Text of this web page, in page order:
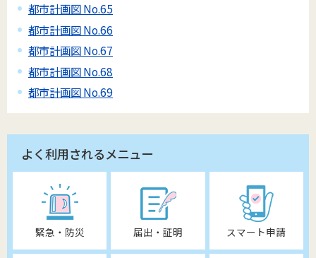
都市計画図 No.65
都市計画図 No.66
都市計画図 No.67
都市計画図 No.68
都市計画図 No.69
よく利用されるメニュー
緊急・防災 届出・証明 スマート申請